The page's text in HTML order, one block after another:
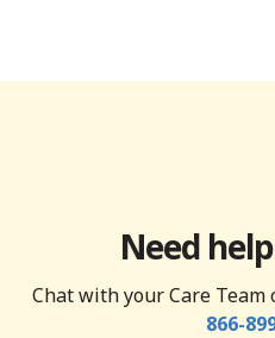
Need
Chat with your Care
866-